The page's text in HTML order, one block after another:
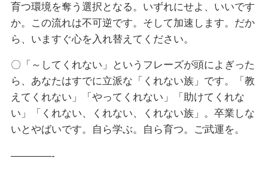
育つ環境を奪う選択となる。いずれにせよ、いいです
か。この流れは不可逆です。そして加速します。だか
ら、いますぐ心を入れ替えてください。
〇「～してくれない」というフレーズが頭によぎった
ら、あなたはすでに立派な「くれない族」です。「教
えてくれない」「やってくれない」「助けてくれな
い」「くれない、くれない、くれない族」。卒業しな
いとやばいです。自ら学ぶ。自ら育つ。ご武運を。
————-